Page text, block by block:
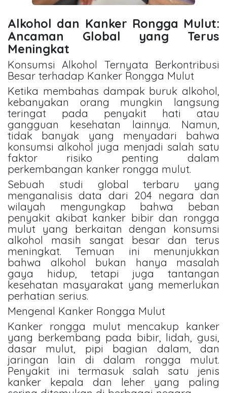
Alkohol dan Kanker Rongga Mulut:
Ancaman Global yang Terus
Meningkat
Konsumsi Alkohol Ternyata Berkontribusi
Besar terhadap Kanker Rongga Mulut
Ketika membahas dampak buruk alkohol,
kebanyakan orang mungkin langsung
teringat pada penyakit hati atau
gangguan kesehatan lainnya. Namun,
tidak banyak yang menyadari bahwa
konsumsi alkohol juga menjadi salah satu
faktor risiko penting dalam
perkembangan kanker rongga mulut.
Sebuah studi global terbaru yang
menganalisis data dari 204 negara dan
wilayah mengungkap bahwa beban
penyakit akibat kanker bibir dan rongga
mulut yang berkaitan dengan konsumsi
alkohol masih sangat besar dan terus
meningkat. Temuan ini menunjukkan
bahwa alkohol bukan hanya masalah
gaya hidup, tetapi juga tantangan
kesehatan masyarakat yang memerlukan
perhatian serius.
Mengenal Kanker Rongga Mulut
Kanker rongga mulut mencakup kanker
yang berkembang pada bibir, lidah, gusi,
dasar mulut, pipi bagian dalam, dan
jaringan lain di dalam rongga mulut.
Penyakit ini termasuk salah satu jenis
kanker kepala dan leher yang paling